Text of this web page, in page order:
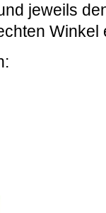
jeweils
Winkel